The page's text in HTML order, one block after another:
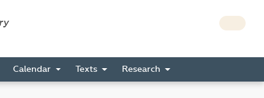
Calendar Texts Research